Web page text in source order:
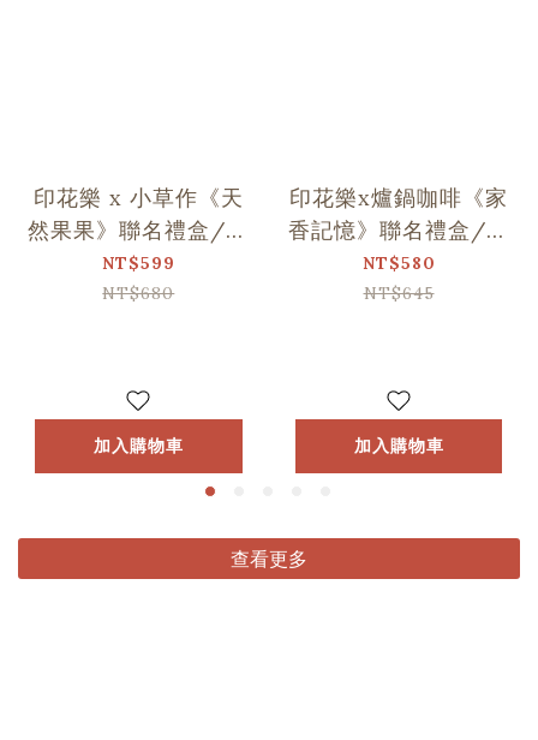
印花樂 x 小草作《天
然果果》聯名禮盒/印
花+1
NT$599
NT$680
加入購物車
印花樂x爐鍋咖啡《家
香記憶》聯名禮盒/印
花+1
NT$580
NT$645
加入購物車
查看更多